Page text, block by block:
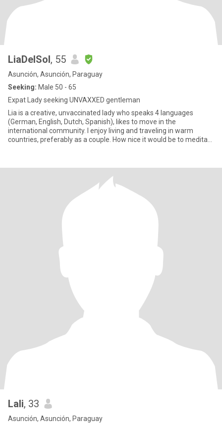
LiaDelSol, 55
Asunción, Asunción, Paraguay
Seeking: Male 50 - 65
Expat Lady seeking UNVAXXED gentleman
Lia is a creative, unvaccinated lady who speaks 4 languages
(German, English, Dutch, Spanish), likes to move in the
international community. I enjoy living and traveling in warm
countries, preferably as a couple. How nice it would be to meditate
Lali, 33
Asunción, Asunción, Paraguay